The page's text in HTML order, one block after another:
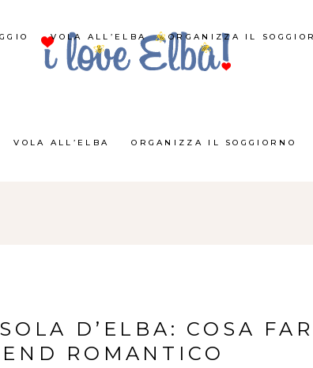
VOLA ALL’ELBA ORGANIZZA IL SOGGIORNO
VOLA ALL’ELBA ORGANIZZA IL
D’ELBA: COSA
ROMANTICO